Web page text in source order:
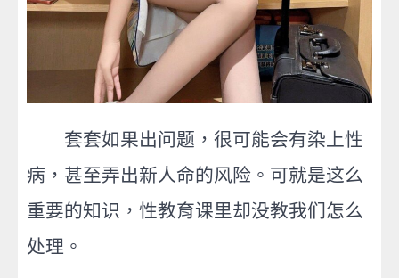
套套如果出问题，很可能会有染上性
病，甚至弄出新人命的风险。可就是这么
重要的知识，性教育课里却没教我们怎么
处理。